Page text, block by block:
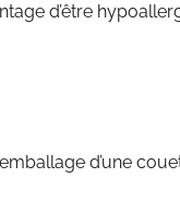
d’être
d’une